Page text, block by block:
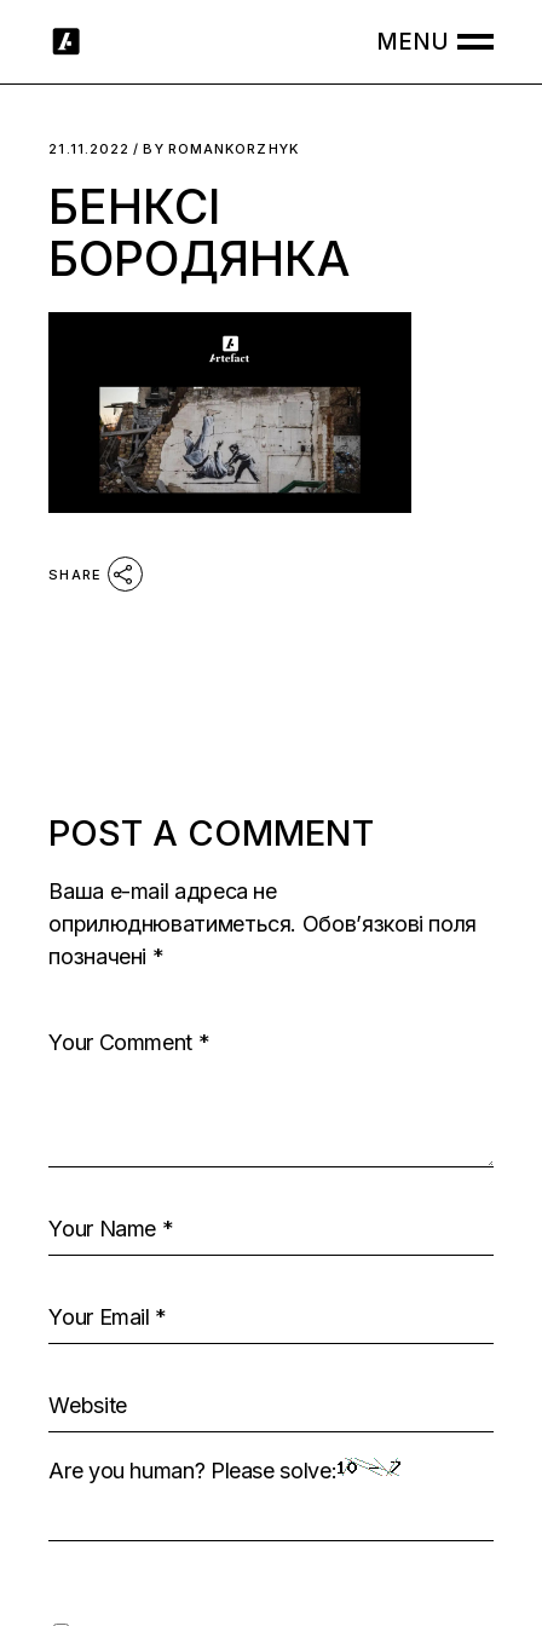
21.11.2022 BY ROMANKORZHYK
БЕНКСІ
БОРОДЯНКА
SHARE
POST A COMMENT
Ваша e-mail адреса не
оприлюднюватиметься. Обов’язкові поля
позначені *
Are you human? Please solve: